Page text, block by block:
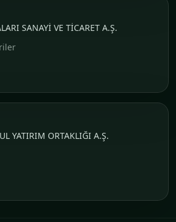
SANAYİ VE TİCARET A.Ş.
YATIRIM ORTAKLIĞI A.Ş.